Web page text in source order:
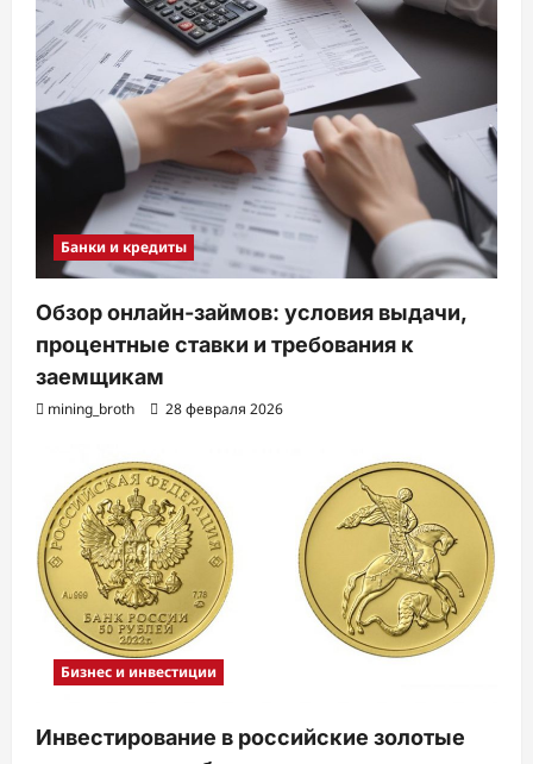
Банки и кредиты
Обзор онлайн-займов: условия выдачи,
процентные ставки и требования к
заемщикам
mining_broth 28 февраля 2026
Бизнес и инвестиции
Инвестирование в российские золотые